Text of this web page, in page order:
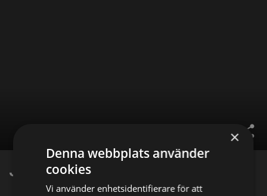
share
Jeana Zettler
×
Denna webbplats använder
cookies
Vi använder enhetsidentifierare för att